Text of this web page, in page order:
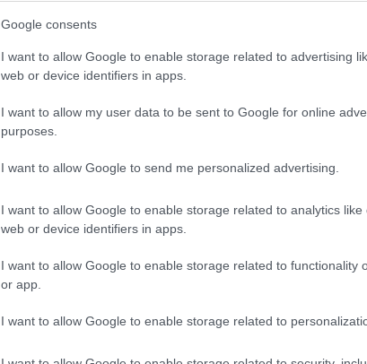
Google consents
I want to allow Google to enable storage related to advertising
web or device identifiers in apps.
I want to allow my user data to be sent to Google for online
purposes.
I want to allow Google to send me personalized advertising.
I want to allow Google to enable storage related to analytics like
web or device identifiers in apps.
I want to allow Google to enable storage related to functionality
or app.
I want to allow Google to enable storage related to